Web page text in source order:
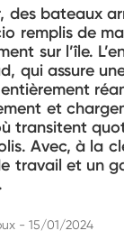
des bateaux
remplis de
sur l’île.
qui assure
et
transitent
Avec, à la
travail et un
- 15/01/2024